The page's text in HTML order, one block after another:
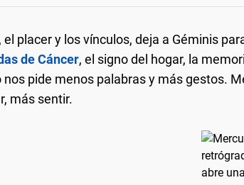
placer y los vínculos, deja a Géminis
de Cáncer, el signo del hogar, la
pide menos palabras y más gestos.
más sentir.